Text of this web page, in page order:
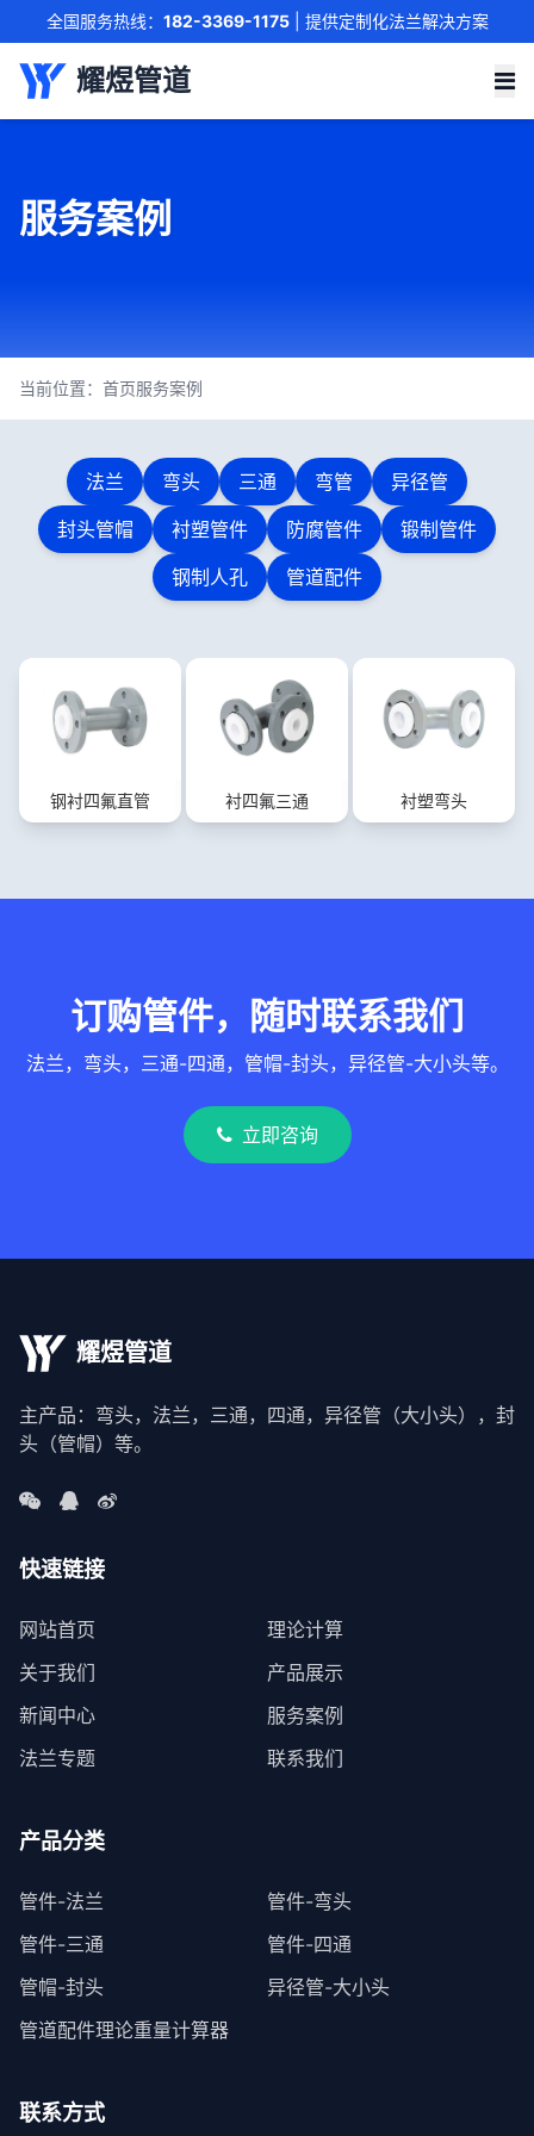
全国服务热线： 182-3369-1175| 提供定制化法兰解决方案
耀煜管道
联系我们
服务案例
当前位置： 首页服务案例
法兰 弯头 三通 弯管
异径管
封头管帽
衬塑管件 防腐管件
锻制管件
钢制人孔
管道配件
钢衬四氟直管 衬四氟三通 衬塑弯头
订购管件，随时联系我们
法兰，弯头，三通-四通，管帽-封头，异径管-大小头等。
立即咨询
耀煜管道
主产品：弯头，法兰，三通，四通，异径管（大小头），封
头（管帽）等。
快速链接
网站首页
理论计算
关于我们
产品展示
新闻中心
服务案例
法兰专题
联系我们
产品分类
管件-法兰
管件-弯头
管件-三通
管件-四通
管帽-封头
异径管-大小头
管道配件理论重量计算器
联系方式